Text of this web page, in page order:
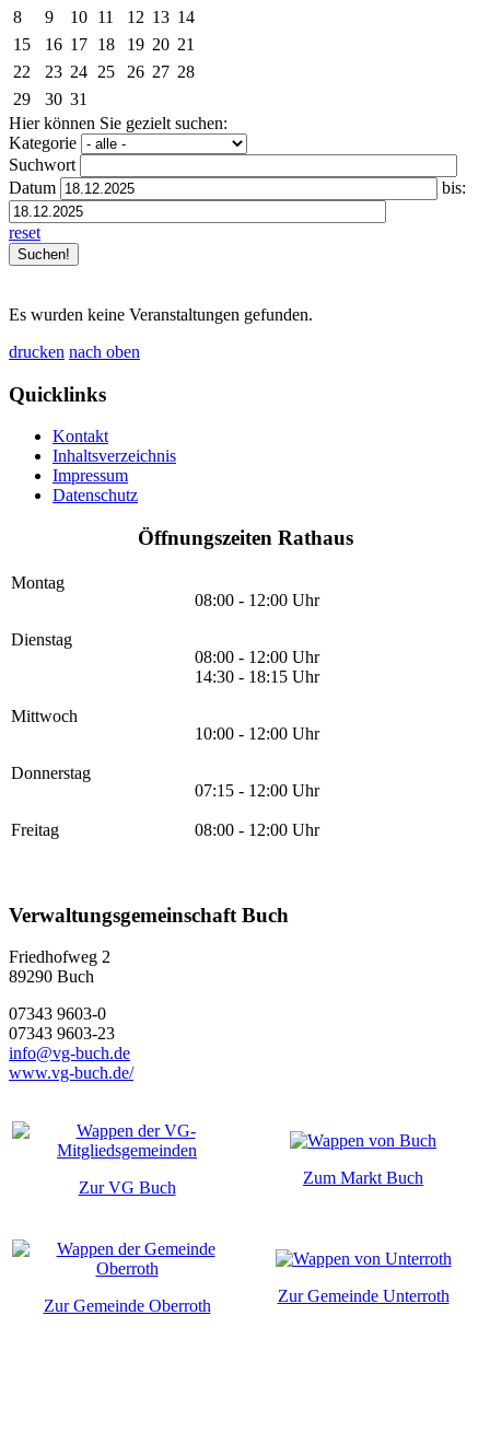
8
9 10 11 12 13 14
15
16 17 18 19 20 21
22
23 24 25 26 27 28
29
30 31
Hier können Sie gezielt suchen:
Kategorie
Suchwort
Datum
bis:
reset
Es wurden keine Veranstaltungen gefunden.
drucken nach oben
Quicklinks
Kontakt
Inhaltsverzeichnis
Impressum
Datenschutz
Öffnungszeiten Rathaus
Montag
08:00 - 12:00 Uhr
Dienstag
08:00 - 12:00 Uhr
14:30 - 18:15 Uhr
Mittwoch
10:00 - 12:00 Uhr
Donnerstag
07:15 - 12:00 Uhr
Freitag 08:00 - 12:00 Uhr
Verwaltungsgemeinschaft Buch
Friedhofweg 2
89290 Buch
07343 9603-0
07343 9603-23
info@vg-buch.de
www.vg-buch.de/
Zur VG Buch
Zum Markt Buch
Zur Gemeinde Oberroth
Zur Gemeinde Unterroth